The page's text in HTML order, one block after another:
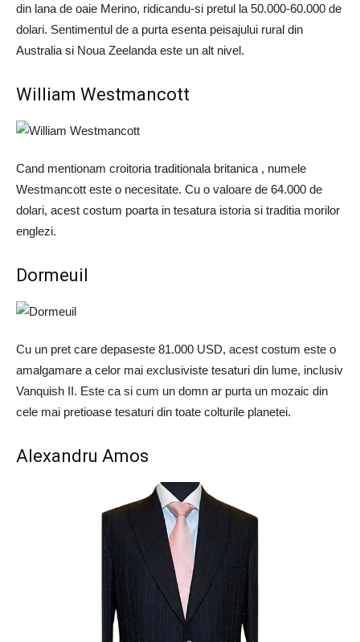
din lana de oaie Merino, ridicandu-si pretul la 50.000-60.000 de
dolari. Sentimentul de a purta esenta peisajului rural din
Australia si Noua Zeelanda este un alt nivel.
William Westmancott
Cand mentionam croitoria traditionala britanica , numele
Westmancott este o necesitate. Cu o valoare de 64.000 de
dolari, acest costum poarta in tesatura istoria si traditia morilor
englezi.
Dormeuil
Cu un pret care depaseste 81.000 USD, acest costum este o
amalgamare a celor mai exclusiviste tesaturi din lume, inclusiv
Vanquish II. Este ca si cum un domn ar purta un mozaic din
cele mai pretioase tesaturi din toate colturile planetei.
Alexandru Amos